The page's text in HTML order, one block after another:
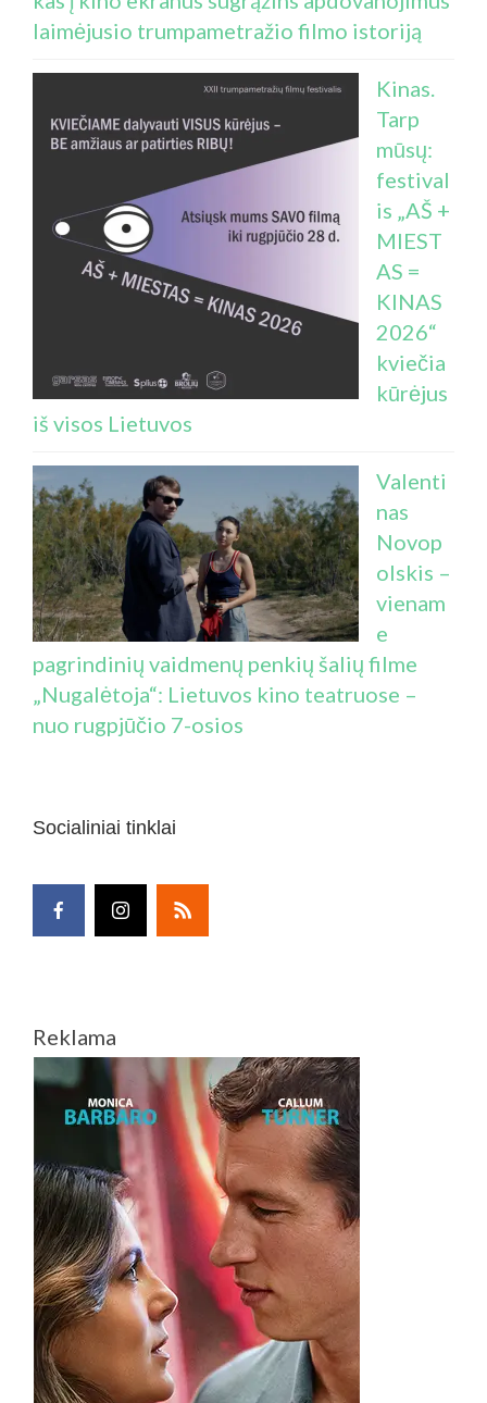
laimėjusio trumpametražio filmo istoriją
Kinas.
Tarp
mūsų:
festival
is „AŠ +
MIEST
AS =
KINAS
2026“
kviečia
kūrėjus
iš visos Lietuvos
Valenti
nas
Novop
olskis –
vienam
e
pagrindinių vaidmenų penkių šalių filme
„Nugalėtoja“: Lietuvos kino teatruose –
nuo rugpjūčio 7-osios
Socialiniai tinklai
Reklama